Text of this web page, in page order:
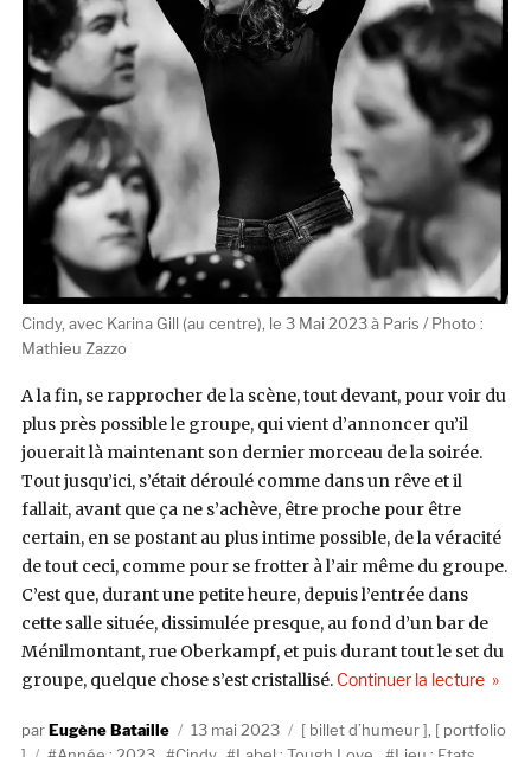
Cindy, avec Karina Gill (au centre), le 3 Mai 2023 à Paris / Photo :
Mathieu Zazzo
A la fin, se rapprocher de la scène, tout devant, pour voir du
plus près possible le groupe, qui vient d’annoncer qu’il
jouerait là maintenant son dernier morceau de la soirée.
Tout jusqu’ici, s’était déroulé comme dans un rêve et il
fallait, avant que ça ne s’achève, être proche pour être
certain, en se postant au plus intime possible, de la véracité
de tout ceci, comme pour se frotter à l’air même du groupe.
C’est que, durant une petite heure, depuis l’entrée dans
cette salle située, dissimulée presque, au fond d’un bar de
Ménilmontant, rue Oberkampf, et puis durant tout le set du
groupe, quelque chose s’est cristallisé. Continuer la lecturede «
AuteurEugène Bataille
Publié
le
13 mai 2023 Catégories
billet d’humeur
portfolio
Étiquettes